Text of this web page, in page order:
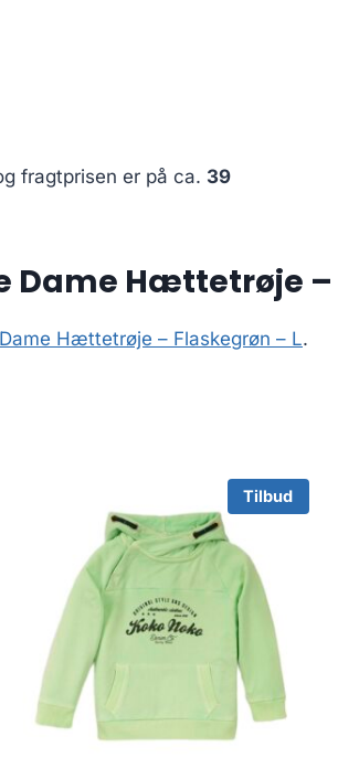
fragtprisen er på ca. 39
Dame Hættetrøje –
Hættetrøje – Flaskegrøn – L.
Tilbud